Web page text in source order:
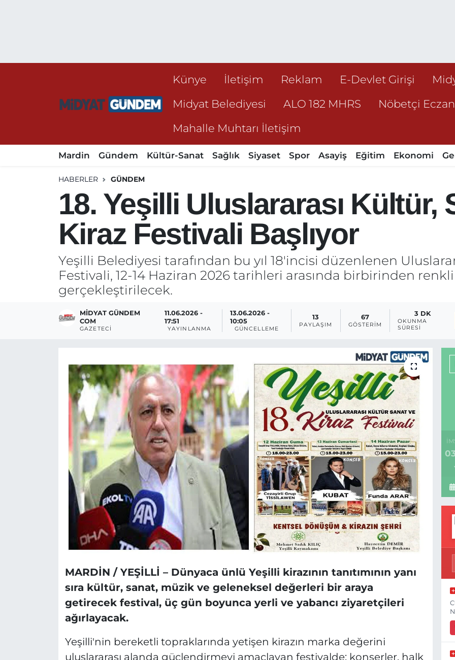
Künye İletişim Reklam E-Devlet Girişi
Midyat Belediyesi
ALO 182 MHRS Nöbetçi
Mahalle Muhtarı İletişim
Mardin Gündem Kültür-Sanat Sağlık Siyaset Spor Asayiş Eğitim Ekonomi
HABERLER GÜNDEM
18. Yeşilli Uluslararası Kültür,
Kiraz Festivali Başlıyor
Yeşilli Belediyesi tarafından bu yıl 18'incisi düzenlenen
Festivali, 12-14 Haziran 2026 tarihleri arasında birbirinden
gerçekleştirilecek.
MIDYAT GÜNDEM
COM
GAZETECI
11.06.2026 -
17:51
YAYINLANMA
13.06.2026 -
10:05
GÜNCELLEME
13
PAYLAŞIM
67
GÖSTERIM
3 DK
OKUNMA
SÜRESI
MARDİN / YEŞİLLİ – Dünyaca ünlü Yeşilli kirazının tanıtımının yanı
sıra kültür, sanat, müzik ve geleneksel değerleri bir araya
getirecek festival, üç gün boyunca yerli ve yabancı ziyaretçileri
ağırlayacak.
Yeşilli'nin bereketli topraklarında yetişen kirazın marka değerini
uluslararası alanda güçlendirmeyi amaçlayan festivalde; konserler, halk